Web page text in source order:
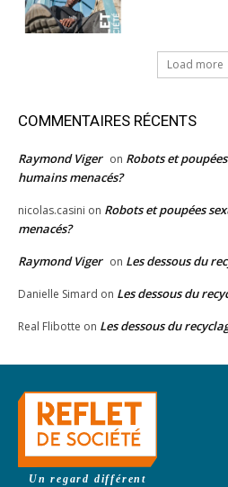
Load more
COMMENTAIRES RÉCENTS
Raymond Viger on Robots et
humains menacés?
nicolas.casini on Robots et poupées
menacés?
Raymond Viger on Les dessous du
Danielle Simard on Les dessous du
Real Flibotte on Les dessous du
Un regard différent